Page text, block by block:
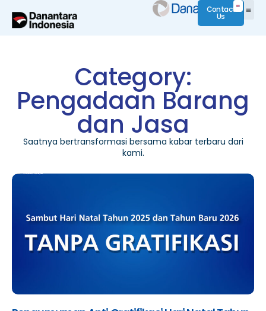
Contact
Us
Category:
Pengadaan Barang
dan Jasa
Saatnya bertransformasi bersama kabar terbaru dari
kami.